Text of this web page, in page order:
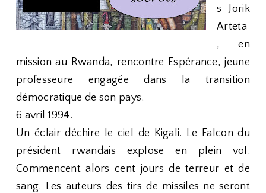
s Jorik
Arteta
, en
mission au Rwanda, rencontre Espérance, jeune
professeure engagée dans la transition
démocratique de son pays.
6 avril 1994.
Un éclair déchire le ciel de Kigali. Le Falcon du
président rwandais explose en plein vol.
Commencent alors cent jours de terreur et de
sang. Les auteurs des tirs de missiles ne seront